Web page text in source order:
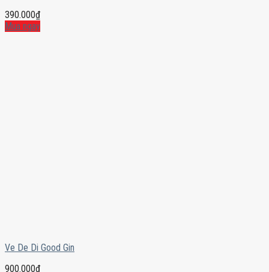
390.000₫
Mua ngay
Ve De Di Good Gin
900.000₫